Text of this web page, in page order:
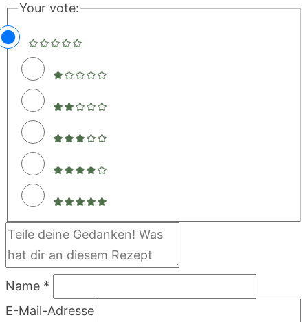
Your vote:
Name *
E-Mail-Adresse